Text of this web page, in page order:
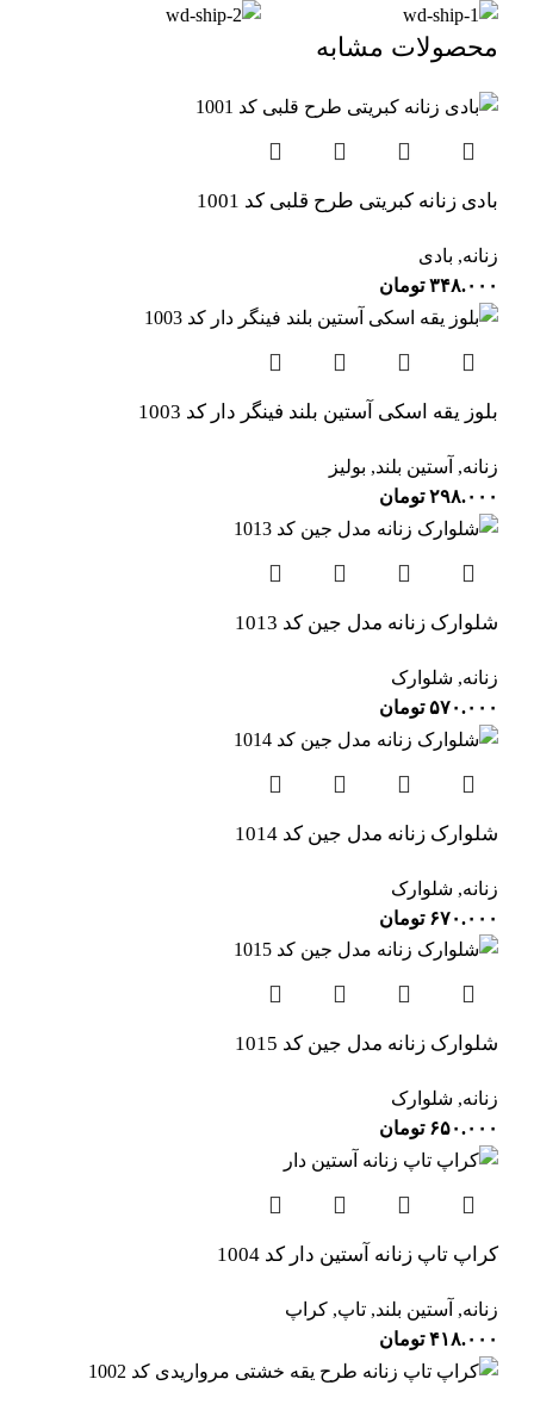
محصولات مشابه
بادی زنانه کبریتی طرح قلبی کد 1001
زنانه, بادی
۳۴۸.۰۰۰ تومان
بلوز یقه اسکی آستین بلند فینگر دار کد 1003
زنانه, آستین بلند, بولیز
۲۹۸.۰۰۰ تومان
شلوارک زنانه مدل جین کد 1013
زنانه, شلوارک
۵۷۰.۰۰۰ تومان
شلوارک زنانه مدل جین کد 1014
زنانه, شلوارک
۶۷۰.۰۰۰ تومان
شلوارک زنانه مدل جین کد 1015
زنانه, شلوارک
۶۵۰.۰۰۰ تومان
کراپ تاپ زنانه آستین دار کد 1004
زنانه, آستین بلند, تاپ, کراپ
۴۱۸.۰۰۰ تومان